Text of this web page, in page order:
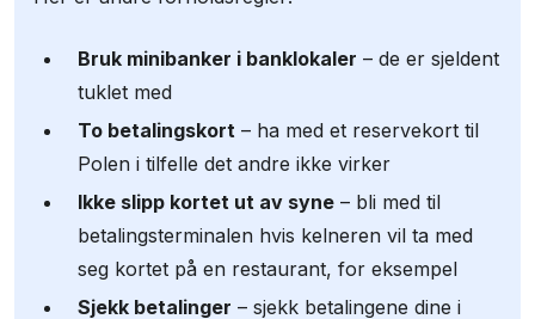
Bruk minibanker i banklokaler – de er sjeldent
tuklet med
To betalingskort – ha med et reservekort til
Polen i tilfelle det andre ikke virker
Ikke slipp kortet ut av syne– bli med til
betalingsterminalen hvis kelneren vil ta med
seg kortet på en restaurant, for eksempel
Sjekk betalinger – sjekk betalingene dine i